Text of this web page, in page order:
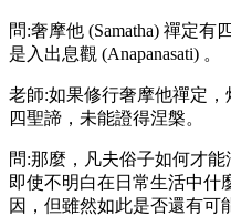
問:奢摩他 (Samatha) 禪定
是入出息觀 (Anapanasati) 。
老師:如果修行奢摩他禪定
四聖諦，未能證得涅槃。
問:那麼，凡夫俗子如何才
即使不明白在日常生活中什
因，但雖然如此是否還有可